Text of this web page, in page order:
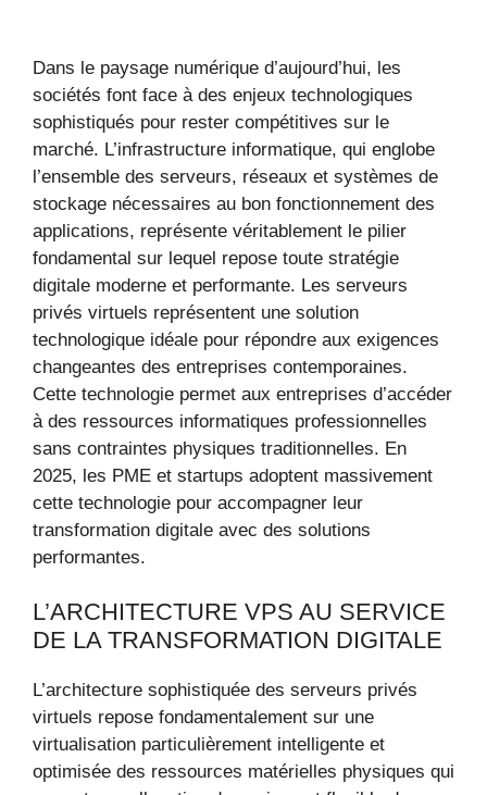
Dans le paysage numérique d’aujourd’hui, les
sociétés font face à des enjeux technologiques
sophistiqués pour rester compétitives sur le
marché. L’infrastructure informatique, qui englobe
l’ensemble des serveurs, réseaux et systèmes de
stockage nécessaires au bon fonctionnement des
applications, représente véritablement le pilier
fondamental sur lequel repose toute stratégie
digitale moderne et performante. Les serveurs
privés virtuels représentent une solution
technologique idéale pour répondre aux exigences
changeantes des entreprises contemporaines.
Cette technologie permet aux entreprises d’accéder
à des ressources informatiques professionnelles
sans contraintes physiques traditionnelles. En
2025, les PME et startups adoptent massivement
cette technologie pour accompagner leur
transformation digitale avec des solutions
performantes.
L’ARCHITECTURE VPS AU SERVICE
DE LA TRANSFORMATION DIGITALE
L’architecture sophistiquée des serveurs privés
virtuels repose fondamentalement sur une
virtualisation particulièrement intelligente et
optimisée des ressources matérielles physiques qui